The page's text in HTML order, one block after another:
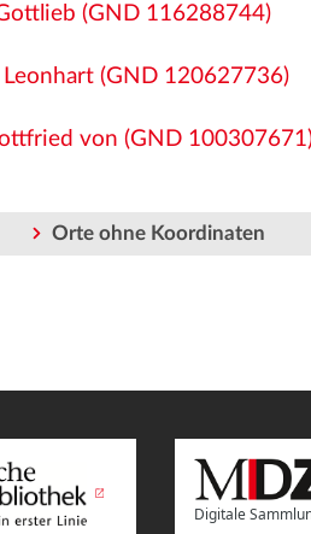
(GND 116288744)
(GND 120627736)
von (GND
Orte ohne Koordinaten
Digitale